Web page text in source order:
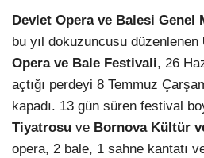
Devlet Opera ve Balesi Genel
bu yıl dokuzuncusu düzenlenen
Opera ve Bale Festivali, 26
açtığı perdeyi 8 Temmuz
kapadı. 13 gün süren festival
Tiyatrosu ve Bornova Kültür
opera, 2 bale, 1 sahne kantatı